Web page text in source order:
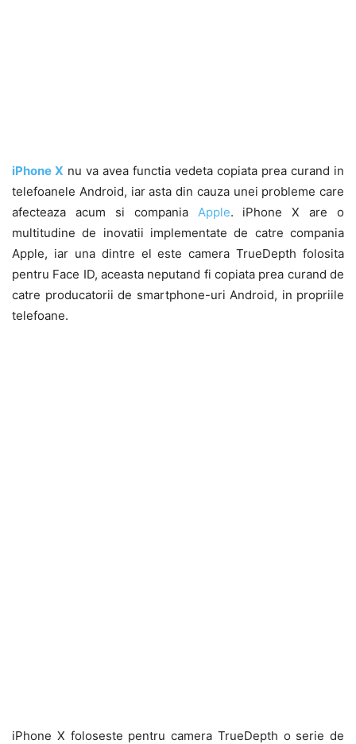
iPhone X nu va avea functia vedeta copiata prea curand in
telefoanele Android, iar asta din cauza unei probleme care
afecteaza acum si compania Apple. iPhone X are o
multitudine de inovatii implementate de catre compania
Apple, iar una dintre el este camera TrueDepth folosita
pentru Face ID, aceasta neputand fi copiata prea curand de
catre producatorii de smartphone-uri Android, in propriile
telefoane.
iPhone X foloseste pentru camera TrueDepth o serie de